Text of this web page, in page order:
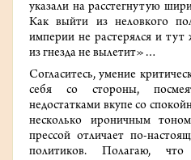
указали на расстегнутую
Как выйти из неловкого
империи не растерялся и
из гнезда не вылетит»…
Согласитесь, умение
себя со стороны,
недостатками вкупе со
несколько ироничным
прессой отличает по-
политиков. Полагаю, что